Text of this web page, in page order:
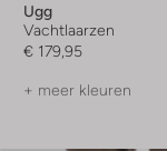
Ugg
Vachtlaarzen
€ 179,95
+ meer kleuren